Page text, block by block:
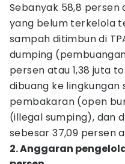
Sebanyak 58,8 persen
yang belum terkelola
sampah ditimbun di
dumping
persen atau 1,38 juta
dibuang ke lingkungan
pembakaran (open
(illegal sumping), dan
sebesar 37,09 persen
2. Anggaran